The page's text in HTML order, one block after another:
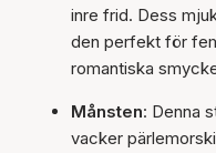
inre frid. Dess
den perfekt för
romantiska
Månsten: Denna
vacker